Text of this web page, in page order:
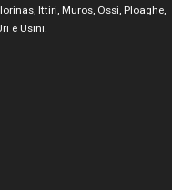
Ittiri, Muros, Ossi, Ploaghe,
e Usini.